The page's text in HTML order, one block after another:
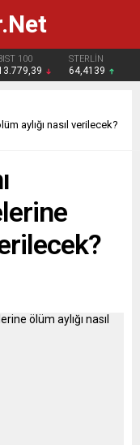
100 STERLİN
64,4139
aylığı nasıl verilecek?